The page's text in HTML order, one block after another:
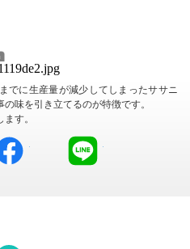
でに生産量が減少してしまったササニ
味を引き立てるのが特徴です。
す。
facebook